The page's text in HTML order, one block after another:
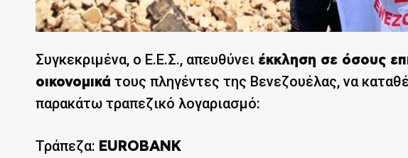
Συγκεκριμένα, ο Ε.Ε.Σ., απευθύνει έκκληση σε όσους
οικονομικά τους πληγέντες της Βενεζουέλας, να
παρακάτω τραπεζικό λογαριασμό:
Τράπεζα: EUROBANK